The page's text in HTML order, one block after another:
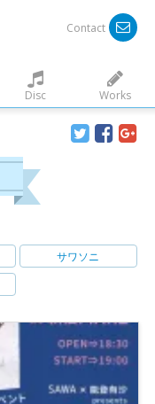
Contact
Disc Works
サワソニ